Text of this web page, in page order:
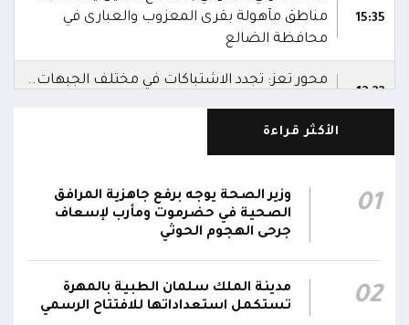
15:35
مناطق مآهولة بقرى المعزوب والعبارى في
محافظة الضالع
12:22
محور تعز: تجدد الاشتباكات في مختلف الجبهات..
الجبهات والمحاور التابعة للقوات المسلحة،
بمختلف تشكيلاتها ووحداتها ومنتسبيها
06:00
استهداف وحداتنا دون رد وسنتعامل مع أي اعتداء
جديد بالإجراءات العسكرية اللازمة والحازمة، وفقاً
الأكثر قراءة
01
وزير الصحة يوجه برفع جاهزية المرافق
الصحية في حضرموت ومأرب لإسعاف
جرحى الهجوم الحوثي
02
مدينة الملك سلمان الطبية بالمهرة
تستكمل استعداداتها للافتتاح الرسمي